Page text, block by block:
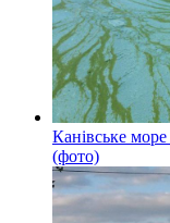
Канівське
(фото)